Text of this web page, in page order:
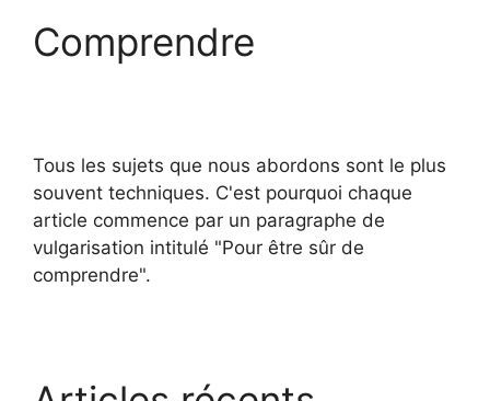
Comprendre
Tous les sujets que nous abordons sont le plus
souvent techniques. C'est pourquoi chaque
article commence par un paragraphe de
vulgarisation intitulé "Pour être sûr de
comprendre".